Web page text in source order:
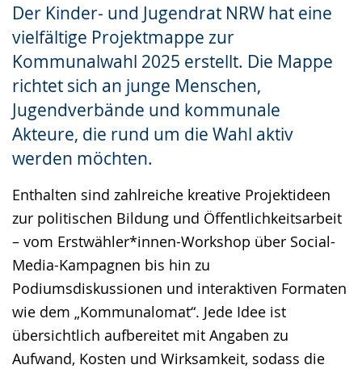
Der Kinder- und Jugendrat NRW hat eine
vielfältige Projektmappe zur
Kommunalwahl 2025 erstellt. Die Mappe
richtet sich an junge Menschen,
Jugendverbände und kommunale
Akteure, die rund um die Wahl aktiv
werden möchten.
Enthalten sind zahlreiche kreative Projektideen
zur politischen Bildung und Öffentlichkeitsarbeit
– vom Erstwähler*innen-Workshop über Social-
Media-Kampagnen bis hin zu
Podiumsdiskussionen und interaktiven Formaten
wie dem „Kommunalomat“. Jede Idee ist
übersichtlich aufbereitet mit Angaben zu
Aufwand, Kosten und Wirksamkeit, sodass die